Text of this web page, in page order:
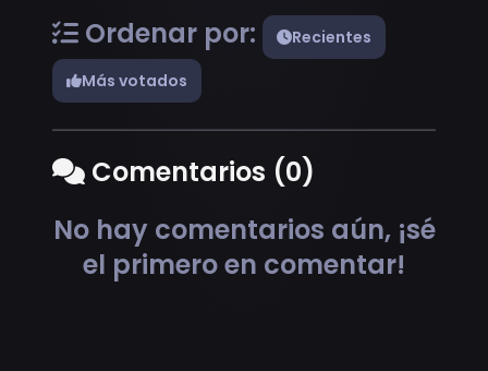
Ordenar por:
Recientes
Más votados
Comentarios (0)
No hay comentarios aún, ¡sé
el primero en comentar!